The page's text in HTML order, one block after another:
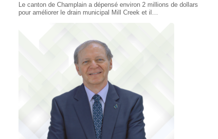
Le canton de Champlain a dépensé environ 2 millions de dollars
pour améliorer le drain municipal Mill Creek et il…